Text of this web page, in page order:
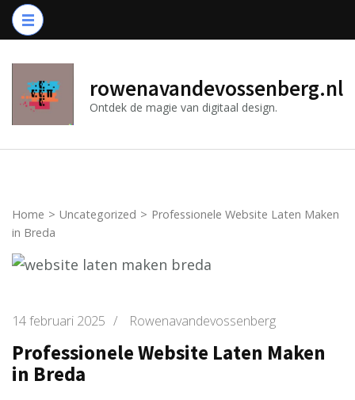
Ga
naar
(druk
Enter)
rowenavandevossenberg.nl
Ontdek de magie van digitaal design.
Home > Uncategorized > Professionele Website Laten Maken
in Breda
14 februari 2025 / Rowenavandevossenberg
Professionele Website Laten Maken
in Breda